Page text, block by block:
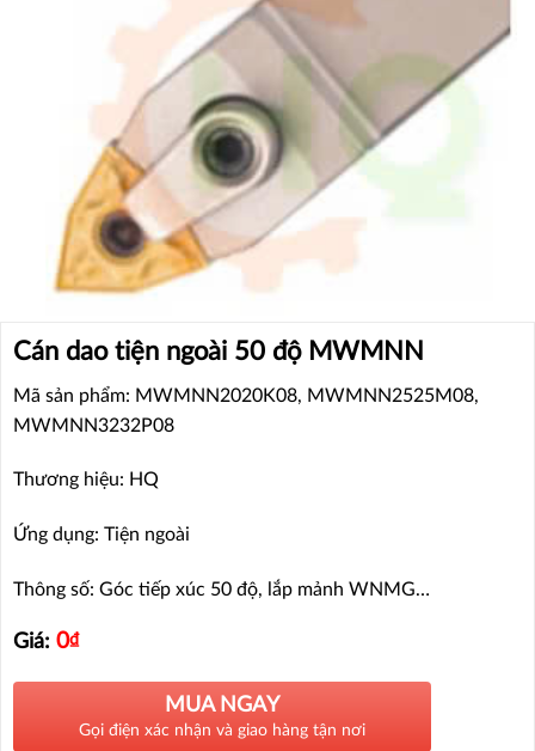
Cán dao tiện ngoài 50 độ MWMNN
Mã sản phẩm: MWMNN2020K08, MWMNN2525M08,
MWMNN3232P08
Thương hiệu: HQ
Ứng dụng: Tiện ngoài
Thông số: Góc tiếp xúc 50 độ, lắp mảnh WNMG…
Giá: 0₫
MUA NGAY
Gọi điện xác nhận và giao hàng tận nơi